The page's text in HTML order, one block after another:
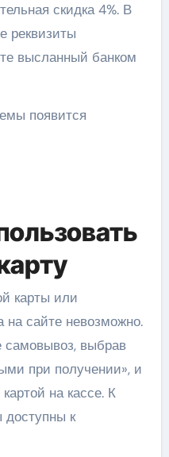
скидка 4%. В
реквизиты
высланный банком
появится
карты или
на сайте невозможно.
выбрав
при получении», и
на кассе. К
доступны к